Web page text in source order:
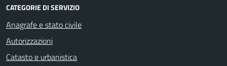
CATEGORIE DI SERVIZIO
Anagrafe e stato civile
Autorizzazioni
Catasto e urbanistica